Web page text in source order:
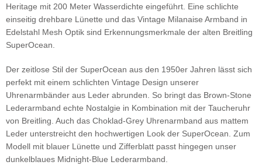
Heritage mit 200 Meter Wasserdichte eingeführt. Eine schlichte
einseitig drehbare Lünette und das Vintage Milanaise Armband in
Edelstahl Mesh Optik sind Erkennungsmerkmale der alten Breitling
SuperOcean.
Der zeitlose Stil der SuperOcean aus den 1950er Jahren lässt sich
perfekt mit einem schlichten Vintage Design unserer
Uhrenarmbänder aus Leder abrunden. So bringt das Brown-Stone
Lederarmband echte Nostalgie in Kombination mit der Taucheruhr
von Breitling. Auch das Choklad-Grey Uhrenarmband aus mattem
Leder unterstreicht den hochwertigen Look der SuperOcean. Zum
Modell mit blauer Lünette und Zifferblatt passt hingegen unser
dunkelblaues Midnight-Blue Lederarmband.